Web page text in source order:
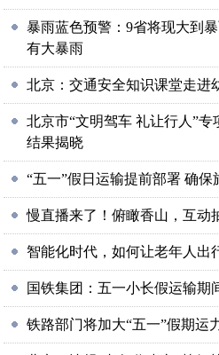
暴雨蓝色预警：9省将现大到
有大暴雨
北京：交通安全知识课堂走进
北京市“文明驾车 礼让行人”
结果揭晓
“五一”假日运输提前部署 确保
慢直播来了！俯瞰香山，互动
智能化时代，如何让老年人出
国铁集团：五一小长假运输期
铁路部门将加大“五一”假期运